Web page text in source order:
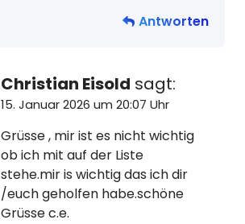
Antworten
Christian Eisold sagt:
15. Januar 2026 um 20:07 Uhr
Grüsse , mir ist es nicht wichtig
ob ich mit auf der Liste
stehe.mir is wichtig das ich dir
/euch geholfen habe.schöne
Grüsse c.e.